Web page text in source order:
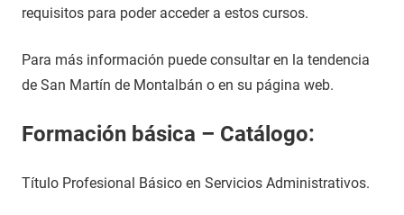
requisitos para poder acceder a estos cursos.
Para más información puede consultar en la tendencia
de San Martín de Montalbán o en su página web.
Formación básica – Catálogo:
Título Profesional Básico en Servicios Administrativos.